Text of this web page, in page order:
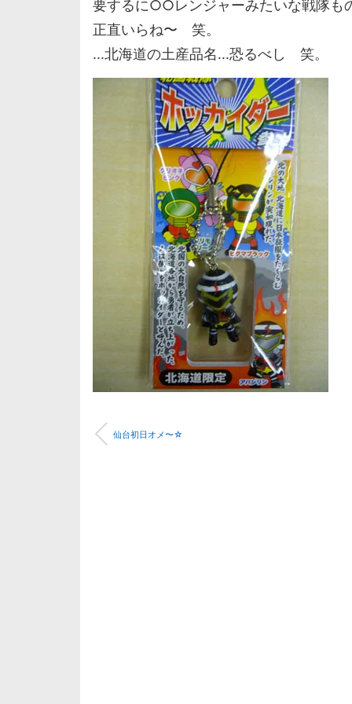
要するに○○レンジャーみたいな戦隊も
正直いらね〜 笑。
...北海道の土産品名...恐るべし 笑。
仙台初日オメ〜☆